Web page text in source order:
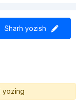
Sharh yozish
yozing